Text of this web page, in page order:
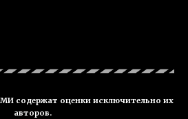
содержат оценки исключительно их
авторов.